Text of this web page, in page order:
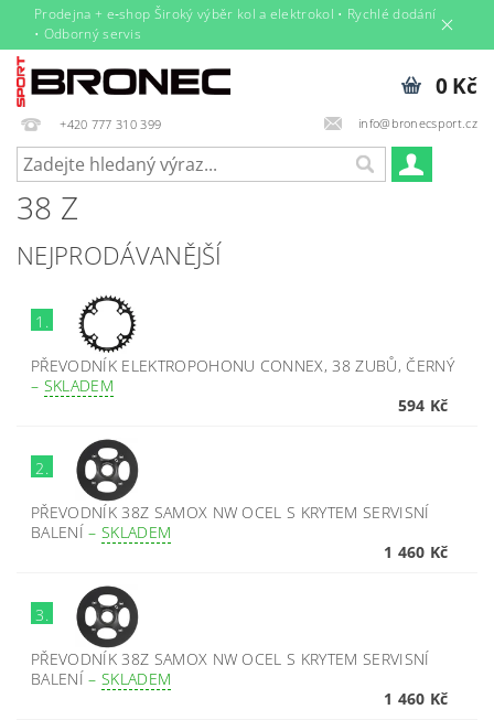
Prodejna + e‑shop Široký výběr kol a elektrokol • Rychlé dodání
• Odborný servis
+420 777 310 399 info@bronecsport.cz
0 Kč
38 Z
NEJPRODÁVANĚJŠÍ
1.
PŘEVODNÍK ELEKTROPOHONU CONNEX, 38 ZUBŮ, ČERNÝ
– SKLADEM
594 Kč
2.
PŘEVODNÍK 38Z SAMOX NW OCEL S KRYTEM SERVISNÍ
BALENÍ– SKLADEM
1 460 Kč
3.
PŘEVODNÍK 38Z SAMOX NW OCEL S KRYTEM SERVISNÍ
BALENÍ– SKLADEM
1 460 Kč